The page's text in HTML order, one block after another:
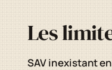
Les
SAV inexistant